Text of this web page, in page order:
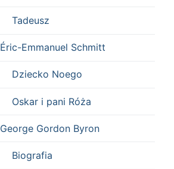
Tadeusz
Éric-Emmanuel Schmitt
Dziecko Noego
Oskar i pani Róża
George Gordon Byron
Biografia